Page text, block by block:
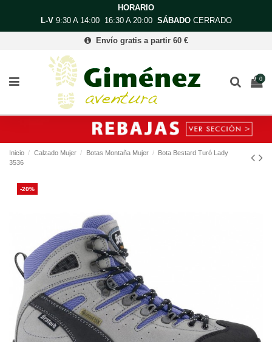
HORARIO
L-V9:30 A 14:00 16:30 A 20:00 SÁBADOCERRADO
Envío gratis a partir 60 €
0
Inicio Calzado Mujer Botas Montaña Mujer
Bota Bestard Turó Lady
3536
-20%